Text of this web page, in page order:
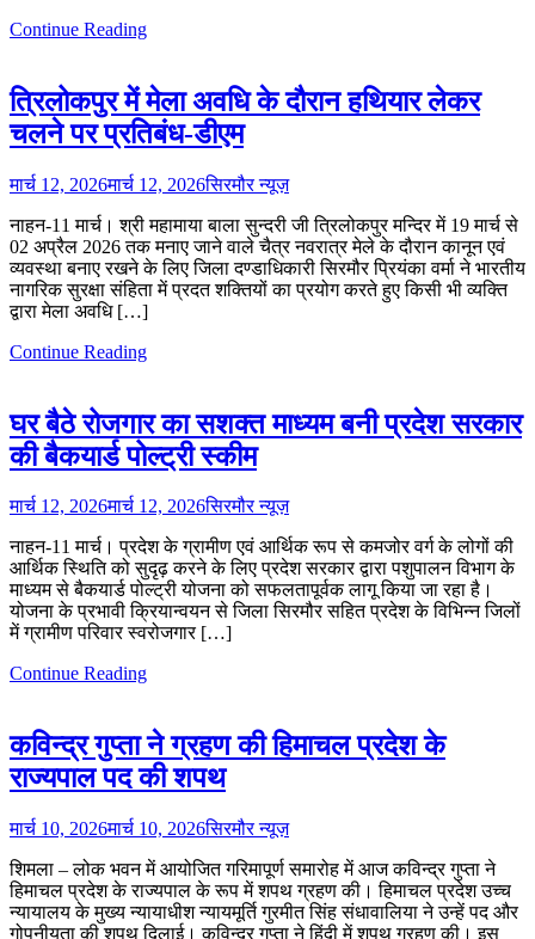
Continue Reading
त्रिलोकपुर में मेला अवधि के दौरान हथियार लेकर
चलने पर प्रतिबंध-डीएम
मार्च 12, 2026मार्च 12, 2026सिरमौर न्यूज़
नाहन-11 मार्च। श्री महामाया बाला सुन्दरी जी त्रिलोकपुर मन्दिर में 19 मार्च से
02 अप्रैल 2026 तक मनाए जाने वाले चैत्र नवरात्र मेले के दौरान कानून एवं
व्यवस्था बनाए रखने के लिए जिला दण्डाधिकारी सिरमौर प्रियंका वर्मा ने भारतीय
नागरिक सुरक्षा संहिता में प्रदत शक्तियों का प्रयोग करते हुए किसी भी व्यक्ति
द्वारा मेला अवधि […]
Continue Reading
घर बैठे रोजगार का सशक्त माध्यम बनी प्रदेश सरकार
की बैकयार्ड पोल्ट्री स्कीम
मार्च 12, 2026मार्च 12, 2026सिरमौर न्यूज़
नाहन-11 मार्च। प्रदेश के ग्रामीण एवं आर्थिक रूप से कमजोर वर्ग के लोगों की
आर्थिक स्थिति को सुदृढ़ करने के लिए प्रदेश सरकार द्वारा पशुपालन विभाग के
माध्यम से बैकयार्ड पोल्ट्री योजना को सफलतापूर्वक लागू किया जा रहा है।
योजना के प्रभावी क्रियान्वयन से जिला सिरमौर सहित प्रदेश के विभिन्न जिलों
में ग्रामीण परिवार स्वरोजगार […]
Continue Reading
कविन्द्र गुप्ता ने ग्रहण की हिमाचल प्रदेश के
राज्यपाल पद की शपथ
मार्च 10, 2026मार्च 10, 2026सिरमौर न्यूज़
शिमला – लोक भवन में आयोजित गरिमापूर्ण समारोह में आज कविन्द्र गुप्ता ने
हिमाचल प्रदेश के राज्यपाल के रूप में शपथ ग्रहण की। हिमाचल प्रदेश उच्च
न्यायालय के मुख्य न्यायाधीश न्यायमूर्ति गुरमीत सिंह संधावालिया ने उन्हें पद और
गोपनीयता की शपथ दिलाई। कविन्द्र गुप्ता ने हिंदी में शपथ ग्रहण की। इस